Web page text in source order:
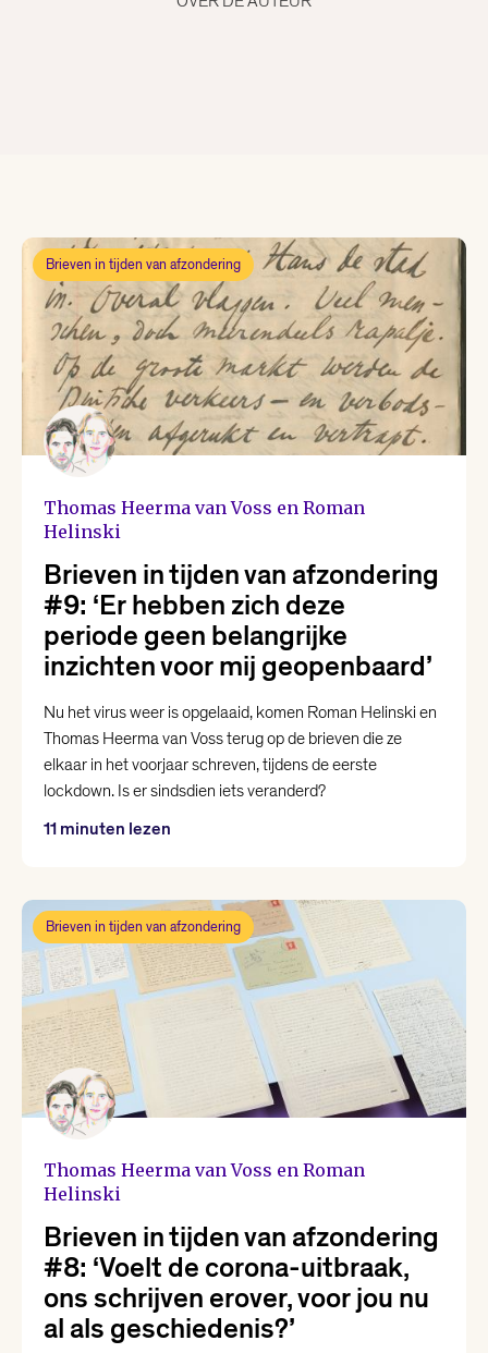
Bregje Hofstede
Christiaan Weijts
Dean Bowen
Emma van Hooff
Joost Oomen
Lieke Marsman
Loranne Davelaar
Marjolein Visser
Nikki Dekker
Nina Polak
Brieven in tijden van afzondering
Thomas Heerma van Voss en Roman
Helinski
Brieven in tijden van afzondering
#9: ‘Er hebben zich deze
periode geen belangrijke
inzichten voor mij geopenbaard’
Nu het virus weer is opgelaaid, komen Roman Helinski en
Thomas Heerma van Voss terug op de brieven die ze
elkaar in het voorjaar schreven, tijdens de eerste
lockdown. Is er sindsdien iets veranderd?
11 minuten lezen
Brieven in tijden van afzondering
Thomas Heerma van Voss en Roman
Helinski
Brieven in tijden van afzondering
#8: ‘Voelt de corona-uitbraak,
ons schrijven erover, voor jou nu
al als geschiedenis?’